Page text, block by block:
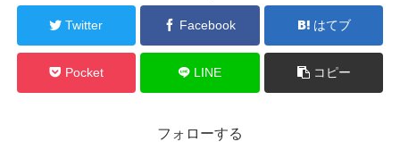
Twitter Facebook はてブ
Pocket LINE コピー
フォローする